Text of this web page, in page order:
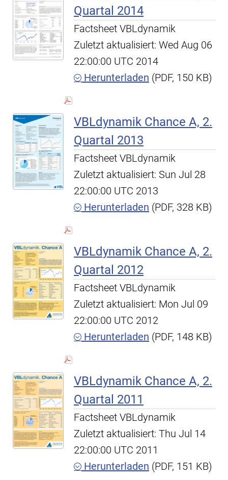
Quartal 2014
Factsheet VBLdynamik
Zuletzt aktualisiert: Wed Aug 06
22:00:00 UTC 2014
Herunterladen (PDF, 150 KB)
VBLdynamik Chance A, 2.
Quartal 2013
Factsheet VBLdynamik
Zuletzt aktualisiert: Sun Jul 28
22:00:00 UTC 2013
Herunterladen (PDF, 328 KB)
VBLdynamik Chance A, 2.
Quartal 2012
Factsheet VBLdynamik
Zuletzt aktualisiert: Mon Jul 09
22:00:00 UTC 2012
Herunterladen (PDF, 148 KB)
VBLdynamik Chance A, 2.
Quartal 2011
Factsheet VBLdynamik
Zuletzt aktualisiert: Thu Jul 14
22:00:00 UTC 2011
Herunterladen (PDF, 151 KB)